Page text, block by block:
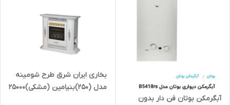
آبگرمکن بوتان فن دار بدون
بخاری ایران شرق طرح شومینه
مدل (250)بنیامین (مشکی)25000